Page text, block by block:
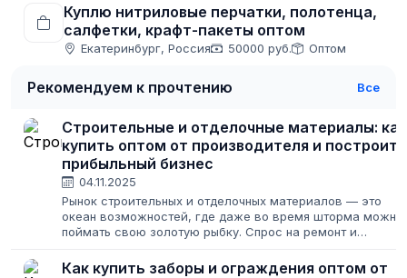
Куплю нитриловые перчатки, полотенца,
салфетки, крафт-пакеты оптом
Екатеринбург, Россия 50000 руб. Оптом
Рекомендуем к прочтению Все
Строительные и отделочные материалы: как
купить оптом от производителя и построить
прибыльный бизнес
04.11.2025
Рынок строительных и отделочных материалов — это
океан возможностей, где даже во время шторма можно
поймать свою золотую рыбку. Спрос на ремонт и
масштабы. Для предпринимателя это...
Как купить заборы и ограждения оптом от